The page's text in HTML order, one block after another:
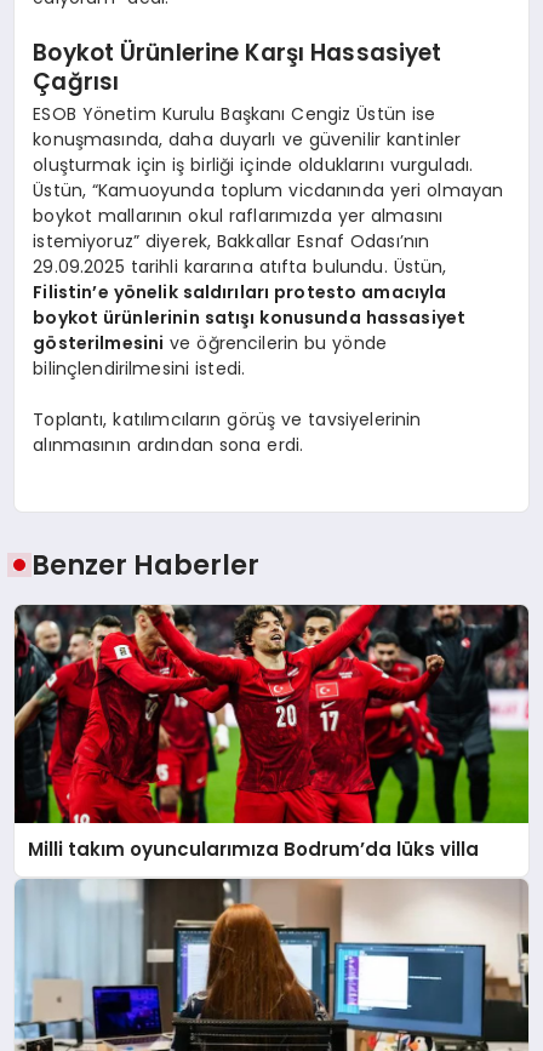
Boykot Ürünlerine Karşı Hassasiyet
Çağrısı
ESOB Yönetim Kurulu Başkanı Cengiz Üstün ise
konuşmasında, daha duyarlı ve güvenilir kantinler
oluşturmak için iş birliği içinde olduklarını vurguladı.
Üstün, “Kamuoyunda toplum vicdanında yeri olmayan
boykot mallarının okul raflarımızda yer almasını
istemiyoruz” diyerek, Bakkallar Esnaf Odası’nın
29.09.2025 tarihli kararına atıfta bulundu. Üstün,
Filistin’e yönelik saldırıları protesto amacıyla
boykot ürünlerinin satışı konusunda hassasiyet
gösterilmesini ve öğrencilerin bu yönde
bilinçlendirilmesini istedi.
Toplantı, katılımcıların görüş ve tavsiyelerinin
alınmasının ardından sona erdi.
Benzer Haberler
Milli takım oyuncularımıza Bodrum’da lüks villa